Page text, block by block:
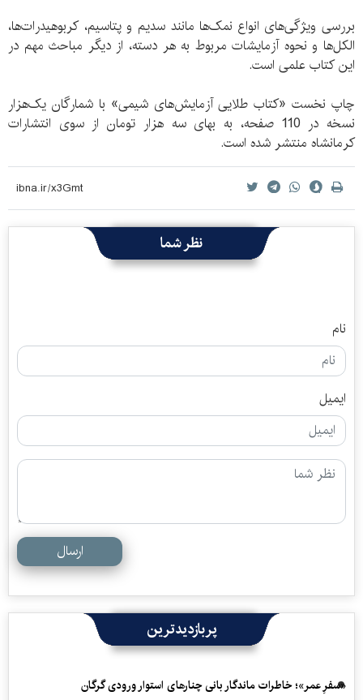
بررسی ویژگی‌های انواع نمک‌ها مانند سدیم و پتاسیم، کربوهیدرات‌ها،
الکل‌ها و نحوه آزمایشات مربوط به هر دسته، از دیگر مباحث مهم در
این کتاب علمی است.
چاپ نخست «کتاب طلایی آزمایش‌های شیمی» با شمارگان یک‌هزار
نسخه در 110 صفحه، به بهای سه هزار تومان از سوی انتشارات
کرمانشاه منتشر شده است.
نظر شما
نام
ایمیل
ارسال
پربازدیدترین
«سفرِ عمر»؛ خاطرات ماندگار بانی چنارهای استوار ورودی گرگان